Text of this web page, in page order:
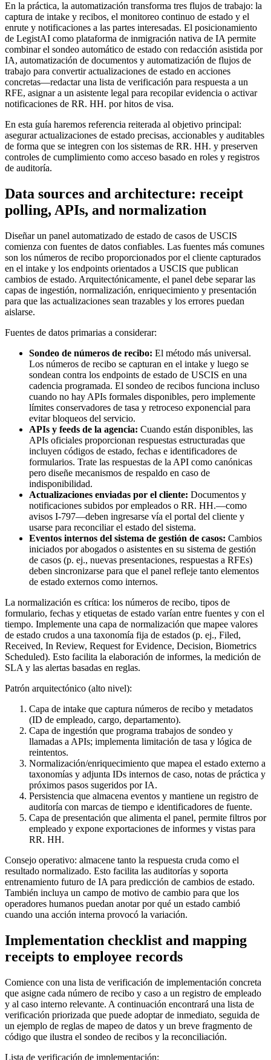
En la práctica, la automatización transforma tres flujos de trabajo: la
captura de intake y recibos, el monitoreo continuo de estado y el
enrute y notificaciones a las partes interesadas. El posicionamiento
de LegistAI como plataforma de inmigración nativa de IA permite
combinar el sondeo automático de estado con redacción asistida por
IA, automatización de documentos y automatización de flujos de
trabajo para convertir actualizaciones de estado en acciones
concretas—redactar una lista de verificación para respuesta a un
RFE, asignar a un asistente legal para recopilar evidencia o activar
notificaciones de RR. HH. por hitos de visa.
En esta guía haremos referencia reiterada al objetivo principal:
asegurar actualizaciones de estado precisas, accionables y auditables
de forma que se integren con los sistemas de RR. HH. y preserven
controles de cumplimiento como acceso basado en roles y registros
de auditoría.
Data sources and architecture: receipt
polling, APIs, and normalization
Diseñar un panel automatizado de estado de casos de USCIS
comienza con fuentes de datos confiables. Las fuentes más comunes
son los números de recibo proporcionados por el cliente capturados
en el intake y los endpoints orientados a USCIS que publican
cambios de estado. Arquitectónicamente, el panel debe separar las
capas de ingestión, normalización, enriquecimiento y presentación
para que las actualizaciones sean trazables y los errores puedan
aislarse.
Fuentes de datos primarias a considerar:
Sondeo de números de recibo: El método más universal.
Los números de recibo se capturan en el intake y luego se
sondean contra los endpoints de estado de USCIS en una
cadencia programada. El sondeo de recibos funciona incluso
cuando no hay APIs formales disponibles, pero implemente
límites conservadores de tasa y retroceso exponencial para
evitar bloqueos del servicio.
APIs y feeds de la agencia: Cuando están disponibles, las
APIs oficiales proporcionan respuestas estructuradas que
incluyen códigos de estado, fechas e identificadores de
formularios. Trate las respuestas de la API como canónicas
pero diseñe mecanismos de respaldo en caso de
indisponibilidad.
Actualizaciones enviadas por el cliente: Documentos y
notificaciones subidos por empleados o RR. HH.—como
avisos I-797—deben ingresarse vía el portal del cliente y
usarse para reconciliar el estado del sistema.
Eventos internos del sistema de gestión de casos: Cambios
iniciados por abogados o asistentes en su sistema de gestión
de casos (p. ej., nuevas presentaciones, respuestas a RFEs)
deben sincronizarse para que el panel refleje tanto elementos
de estado externos como internos.
La normalización es crítica: los números de recibo, tipos de
formulario, fechas y etiquetas de estado varían entre fuentes y con el
tiempo. Implemente una capa de normalización que mapee valores
de estado crudos a una taxonomía fija de estados (p. ej., Filed,
Received, In Review, Request for Evidence, Decision, Biometrics
Scheduled). Esto facilita la elaboración de informes, la medición de
SLA y las alertas basadas en reglas.
Patrón arquitectónico (alto nivel):
Capa de intake que captura números de recibo y metadatos
(ID de empleado, cargo, departamento).
Capa de ingestión que programa trabajos de sondeo y
llamadas a APIs; implementa limitación de tasa y lógica de
reintentos.
Normalización/enriquecimiento que mapea el estado externo a
taxonomías y adjunta IDs internos de caso, notas de práctica y
próximos pasos sugeridos por IA.
Persistencia que almacena eventos y mantiene un registro de
auditoría con marcas de tiempo e identificadores de fuente.
Capa de presentación que alimenta el panel, permite filtros por
empleado y expone exportaciones de informes y vistas para
RR. HH.
Consejo operativo: almacene tanto la respuesta cruda como el
resultado normalizado. Esto facilita las auditorías y soporta
entrenamiento futuro de IA para predicción de cambios de estado.
También incluya un campo de motivo de cambio para que los
operadores humanos puedan anotar por qué un estado cambió
cuando una acción interna provocó la variación.
Implementation checklist and mapping
receipts to employee records
Comience con una lista de verificación de implementación concreta
que asigne cada número de recibo y caso a un registro de empleado
y al caso interno relevante. A continuación encontrará una lista de
verificación priorizada que puede adoptar de inmediato, seguida de
un ejemplo de reglas de mapeo de datos y un breve fragmento de
código que ilustra el sondeo de recibos y la reconciliación.
Lista de verificación de implementación: